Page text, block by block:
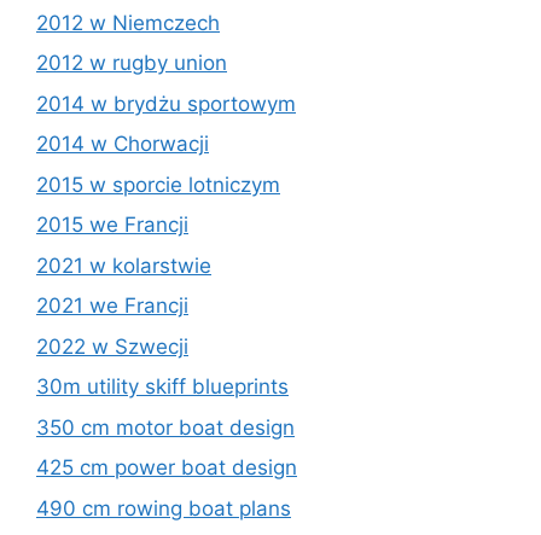
2012 w Niemczech
2012 w rugby union
2014 w brydżu sportowym
2014 w Chorwacji
2015 w sporcie lotniczym
2015 we Francji
2021 w kolarstwie
2021 we Francji
2022 w Szwecji
30m utility skiff blueprints
350 cm motor boat design
425 cm power boat design
490 cm rowing boat plans